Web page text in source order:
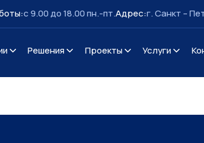
c 9.00 до 18.00 пн.-пт.Адрес:г. Санкт –
Решения Проекты Услуги